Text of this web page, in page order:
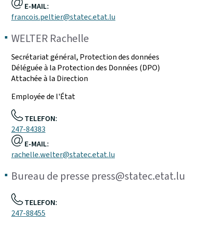
E-MAIL:
francois.peltier@statec.etat.lu
WELTER Rachelle
Secrétariat général, Protection des données
Déléguée à la Protection des Données (DPO)
Attachée à la Direction
Employée de l'État
TELEFON:
247-84383
E-MAIL:
rachelle.welter@statec.etat.lu
Bureau de presse press@statec.etat.lu
TELEFON:
247-88455